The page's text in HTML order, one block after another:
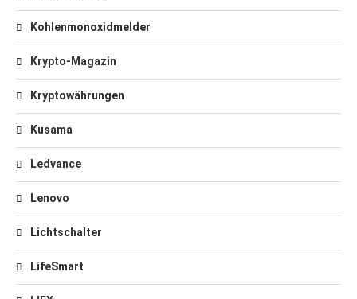
Kohlenmonoxidmelder
Krypto-Magazin
Kryptowährungen
Kusama
Ledvance
Lenovo
Lichtschalter
LifeSmart